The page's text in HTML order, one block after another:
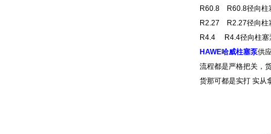
R60.8 R60.8径向
R2.27 R2.27径向
R4.4 R4.4径向柱
HAWE哈威柱塞泵供
流程都是严格把关，
货那可都是实打 实从